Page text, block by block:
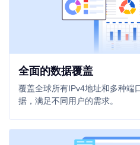
全面的数据覆盖
覆盖全球所有IPv4地址和多种端
据，满足不同用户的需求。